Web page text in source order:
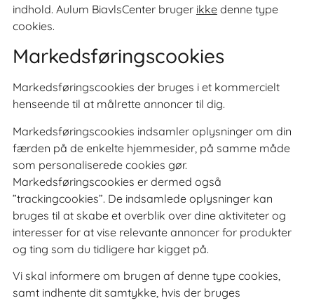
indhold. Aulum BiavlsCenter bruger ikkedenne type
cookies.
Markedsføringscookies
Markedsføringscookies der bruges i et kommercielt
henseende til at målrette annoncer til dig.
Markedsføringscookies indsamler oplysninger om din
færden på de enkelte hjemmesider, på samme måde
som personaliserede cookies gør.
Markedsføringscookies er dermed også
”trackingcookies”. De indsamlede oplysninger kan
bruges til at skabe et overblik over dine aktiviteter og
interesser for at vise relevante annoncer for produkter
og ting som du tidligere har kigget på.
Vi skal informere om brugen af denne type cookies,
samt indhente dit samtykke, hvis der bruges